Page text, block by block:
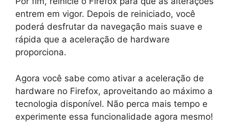
entrem em vigor. Depois de reiniciado, você
poderá desfrutar da navegação mais suave e
rápida que a aceleração de hardware
proporciona.
Agora você sabe como ativar a aceleração de
hardware no Firefox, aproveitando ao máximo a
tecnologia disponível. Não perca mais tempo e
experimente essa funcionalidade agora mesmo!